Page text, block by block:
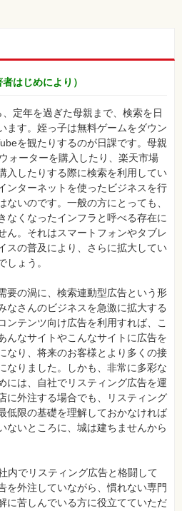
はじめにより）
定年を過ぎた母親まで、検索を日
ます。姪っ子は無料ゲームをダウン
を観たりするのが日課です。母親
ォーターを購入したり、楽天市場
入したりする際に検索を利用してい
ンターネットを使ったビジネスを行
ないのです。一般の方にとっても、
なくなったインフラと呼べる存在に
ん。それはスマートフォンやタブレ
スの普及により、さらに拡大してい
しょう。
要の渦に、検索連動型広告という形
なさんのビジネスを急激に拡大する
ンテンツ向け広告を利用すれば、こ
んなサイトやこんなサイトに広告を
なり、将来のお客様とより多くの接
なりました。しかも、非常に多彩な
には、自社でリスティング広告を運
に外注する場合でも、リスティング
低限の基礎を理解しておかなければ
ないところに、城は建ちませんから
内でリスティング広告と格闘して
を外注していながら、慣れない専門
に苦しんでいる方に役立てていただ